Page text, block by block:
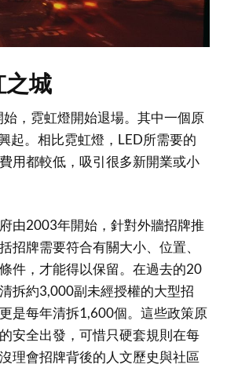
之城
，霓虹燈開始退場。其中一個原
起。相比霓虹燈，LED所需要的
用都較低，吸引很多新開業或小
由2003年開始，針對外牆招牌推
招牌需要符合有關大小、位置、
件，才能得以保留。在過去的20
拆約3,000副未經授權的大型招
是每年清拆1,600個。這些政策原
安全出發，可惜只硬套規則在每
理會招牌背後的人文歷史與社區